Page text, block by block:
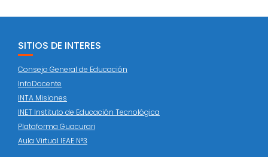
SITIOS DE INTERES
Consejo General de Educación
InfoDocente
INTA Misiones
INET Instituto de Educación Tecnológica
Plataforma Guacurari
Aula Virtual IEAE N°3